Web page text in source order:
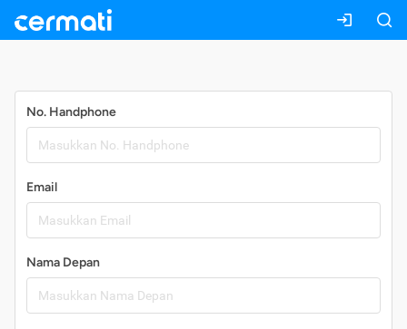
No. Handphone
Email
Nama Depan